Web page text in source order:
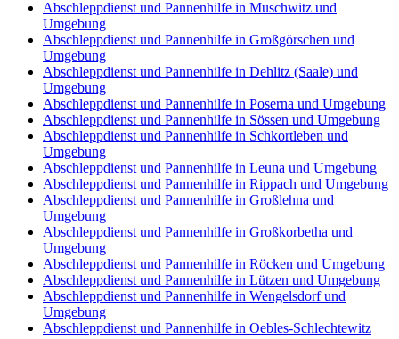
Abschleppdienst und Pannenhilfe in Muschwitz und
Umgebung
Abschleppdienst und Pannenhilfe in Großgörschen und
Umgebung
Abschleppdienst und Pannenhilfe in Dehlitz (Saale) und
Umgebung
Abschleppdienst und Pannenhilfe in Poserna und Umgebung
Abschleppdienst und Pannenhilfe in Sössen und Umgebung
Abschleppdienst und Pannenhilfe in Schkortleben und
Umgebung
Abschleppdienst und Pannenhilfe in Leuna und Umgebung
Abschleppdienst und Pannenhilfe in Rippach und Umgebung
Abschleppdienst und Pannenhilfe in Großlehna und
Umgebung
Abschleppdienst und Pannenhilfe in Großkorbetha und
Umgebung
Abschleppdienst und Pannenhilfe in Röcken und Umgebung
Abschleppdienst und Pannenhilfe in Lützen und Umgebung
Abschleppdienst und Pannenhilfe in Wengelsdorf und
Umgebung
Abschleppdienst und Pannenhilfe in Oebles-Schlechtewitz